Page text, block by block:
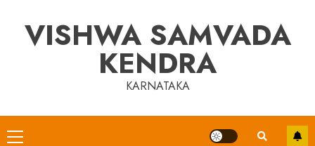
contentVISHWA SAMVADA
KENDRA
KARNATAKA
Primary